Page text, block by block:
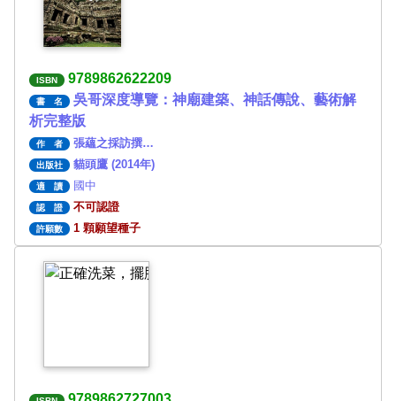
ISBN 9789862622209
書 名
吳哥深度導覽：神廟建築、神話傳說、藝術解
析完整版
作 者 張蘊之採訪撰…
出版社 貓頭鷹 (2014年)
適 讀 國中
認 證 不可認證
許願數 1 顆願望種子